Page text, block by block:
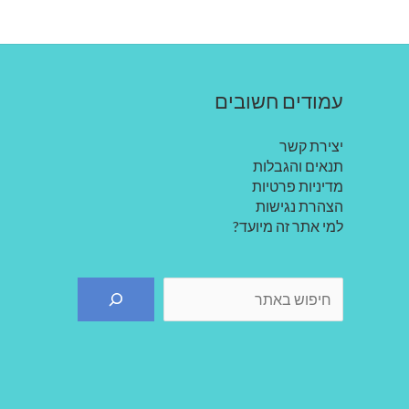
עמודים חשובים
יצירת קשר
תנאים והגבלות
מדיניות פרטיות
הצהרת נגישות
למי אתר זה מיועד?